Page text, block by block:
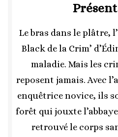
Le bras dans le plâtre,
Black de la Crim’
maladie. Mais les
reposent jamais. Avec
enquêtrice novice, ils
forêt qui jouxte
retrouvé le corps